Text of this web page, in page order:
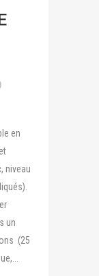
en
niveau
un
(25